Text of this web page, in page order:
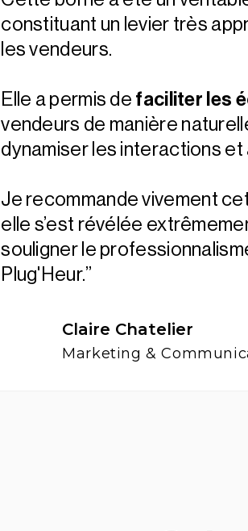
constituant un levier très
les vendeurs.
Elle a permis de faciliter les
vendeurs de manière
dynamiser les interactions et
Je recommande vivement
elle s’est révélée
souligner le
Plug'Heur.”
Claire Chatelier
Marketing &